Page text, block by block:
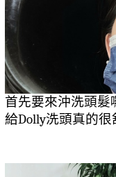
首先要來沖洗頭髮
給Dolly洗頭真的很